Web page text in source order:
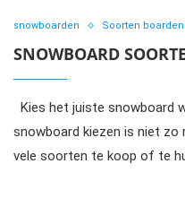
snowboarden Soorten boarden
SNOWBOARD
Kies het juiste snowboard
snowboard kiezen is niet zo
vele soorten te koop of te